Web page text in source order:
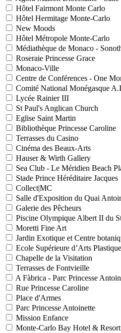
Hôtel Fairmont Monte Carlo
Hôtel Hermitage Monte-Carlo
New Moods
Hôtel Métropole Monte-Carlo
Médiathèque de Monaco -
Roseraie Princesse Grace
Monaco-Ville
Centre de Conférences - One
Comité National Monégasque
Lycée Rainier III
St Paul's Anglican Church
Eglise Saint Martin
Bibliothèque Princesse Caroline
Terrasses du Casino
Cinéma des Beaux-Arts
Hauser & Wirth Gallery
Sea Club - Le Méridien Beach
Stade Prince Héréditaire Jacques
Collect|MC
Salle d'Exposition du Quai
Galerie des Pêcheurs
Piscine Olympique Albert II du
Moretti Fine Art
Jardin Exotique et Centre
Ecole Supérieure d’Arts
Chapelle de la Visitation
Terrasses de Fontvieille
A Fàbrica - Parc Princesse
Rue Princesse Caroline
Place d'Armes
Parc Princesse Antoinette
Mission Enfance
Monte-Carlo Bay Hotel & Resort